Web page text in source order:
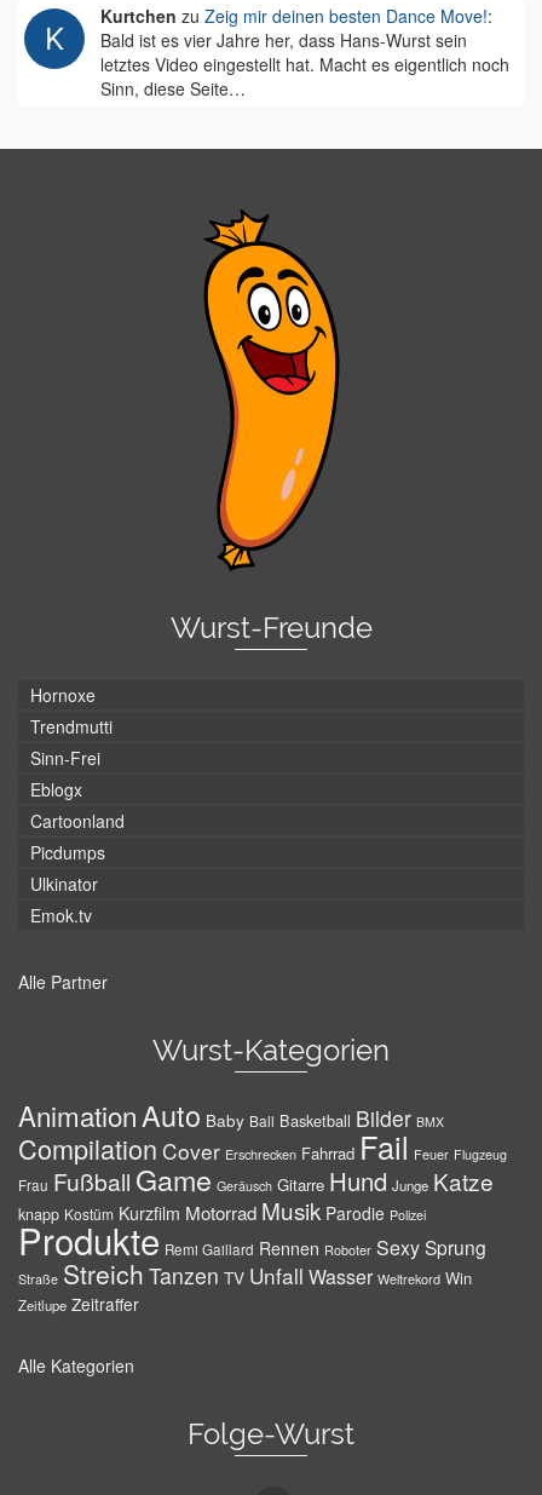
Kurtchen zu Zeig mir deinen besten Dance Move!:
Bald ist es vier Jahre her, dass Hans-Wurst sein
letztes Video eingestellt hat. Macht es eigentlich noch
Sinn, diese Seite…
Wurst-Freunde
Hornoxe
Trendmutti
Sinn-Frei
Eblogx
Cartoonland
Picdumps
Ulkinator
Emok.tv
Alle Partner
Wurst-Kategorien
AnimationAuto Baby Ball Basketball Bilder BMX
Compilation Cover Erschrecken Fahrrad Fail Feuer Flugzeug
Frau Fußball Game Geräusch Gitarre Hund Junge Katze
knapp Kostüm Kurzfilm Motorrad Musik Parodie Polizei
Produkte Remi Gaillard Rennen Roboter SexySprung
Straße Streich Tanzen TV Unfall Wasser Weltrekord Win
Zeitlupe Zeitraffer
Alle Kategorien
Folge-Wurst